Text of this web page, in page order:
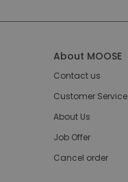
About MOOSE
Contact us
Customer Service
About Us
Job Offer
Cancel order